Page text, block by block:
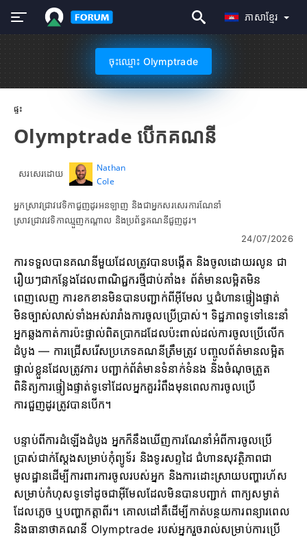
ភាសាខ្មែរ
ចុះឈ្មោះ Olymptrade
ផ្ទះ
Olymptrade បើកគណនី
សរសេរដោយ
Nathan
Cole
អ្នកស្រាវជ្រាវវេទិកាជួញដូរអនឡាញ និងជាអ្នកសរសេរការណែនាំ
ស្រាវជ្រាវវេទិកាឈ្មួញកណ្តាល និងប្រព័ន្ធគណនីជួញដូរ។
24/07/2026
ការទទួលបានគណនីមួយដែលត្រូវបានបង្កើត និងចូលដោយរលូន ជា
រឿយៗជាកន្លែងដែលពាណិជ្ជករថ្មីជាប់គាំង៖ ព័ត៌មានលម្អិតមិន
ពេញលេញ ការខកខានមិនបានបញ្ជាក់ពីអ៊ីមែល ឬជំហានផ្ទៀងផ្ទាត់
មិនច្បាស់លាស់ទាំងអស់រារាំងការចូលប្រើប្រាស់។ ទិដ្ឋភាពទូទៅនេះនាំ
អ្នកឆ្លងកាត់ការប៉ះផ្ទាល់ពិតប្រាកដដែលប៉ះពាល់ដល់ការចូលប្រើលើក
ដំបូង — ការជ្រើសរើសប្រភេទគណនីត្រឹមត្រូវ បញ្ចូលព័ត៌មានលម្អិត
ផ្ទាល់ខ្លួនដែលត្រូវការ បញ្ជាក់ព័ត៌មានទំនាក់ទំនង និងចំណុចត្រួត
ពិនិត្យការផ្ទៀងផ្ទាត់ទូទៅដែលអ្នកគួររំពឹងមុនពេលការចូលប្រើ
ការជួញដូរត្រូវបានបើក។
បន្ទាប់ពីការដំឡើងដំបូង អ្នកក៏នឹងឃើញការណែនាំអំពីការចូលប្រើ
ប្រាស់ជាក់ស្តែងសម្រាប់កុំព្យូទ័រ និងទូរសព្ទដៃ ជំហានសុវត្ថិភាពជា
មូលដ្ឋានដើម្បីការពារការចូលរបស់អ្នក និងការដោះស្រាយបញ្ហារហ័ស
សម្រាប់កំហុសទូទៅដូចជាអ៊ីមែលដែលមិនបានបញ្ជាក់ ពាក្យសម្ងាត់
ដែលភ្លេច ឬបញ្ហាកត្តាពីរ។ គោលដៅគឺដើម្បីកាត់បន្ថយការពន្យារពេល
និងធានាថាគណនី Olymptrade របស់អ្នករួចរាល់សម្រាប់ការប្រើ